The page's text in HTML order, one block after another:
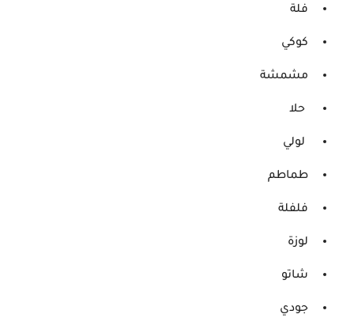
فلة
كوكي
مشمشة
حلا
لولي
طماطم
فلفلة
لوزة
شاتو
جودي